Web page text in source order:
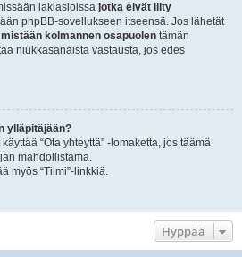
lakiasioissa jotka eivät liity
phpBB-sovellukseen itseensä. Jos lähetät
mistään kolmannen osapuolen tämän
niukkasanaista vastausta, jos edes
ylläpitäjään?
“Ota yhteyttä” -lomaketta, jos täämä
mahdollistama.
myös “Tiimi”-linkkiä.
Hyppää